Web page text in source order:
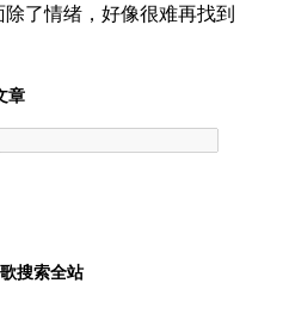
了情绪，好像很难再找到
章
搜索全站